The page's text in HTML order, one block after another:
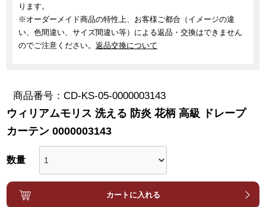
ります。
※オーダーメイド商品の特性上、お客様ご都合（イメージの違
い、色間違い、サイズ間違い等）による返品・交換はできません
のでご注意ください。返品交換について
商品番号 CD-KS-05-0000003143
ウィリアムモリス 洗える 防炎 花柄 高級 ドレープ
カーテン 0000003143
カートに入れる